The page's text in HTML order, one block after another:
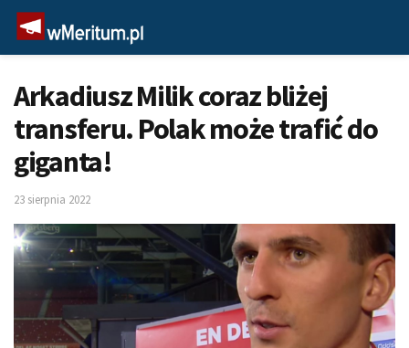
Arkadiusz Milik coraz bliżej
transferu. Polak może trafić do
giganta!
23 sierpnia 2022